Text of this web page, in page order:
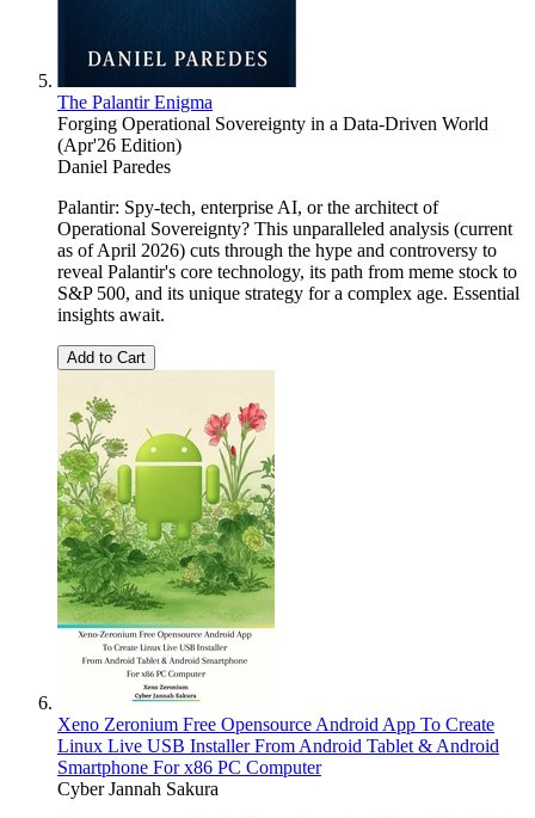
The Palantir Enigma
Forging Operational Sovereignty in a Data-Driven World
(Apr'26 Edition)
Daniel Paredes
Palantir: Spy-tech, enterprise AI, or the architect of
Operational Sovereignty? This unparalleled analysis (current
as of April 2026) cuts through the hype and controversy to
reveal Palantir's core technology, its path from meme stock to
S&P 500, and its unique strategy for a complex age. Essential
insights await.
Add to Cart
Xeno Zeronium Free Opensource Android App To Create
Linux Live USB Installer From Android Tablet & Android
Smartphone For x86 PC Computer
Cyber Jannah Sakura